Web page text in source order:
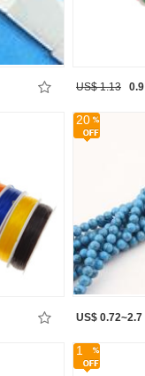
US$ 1.13 0.9
20
US$ 0.72~2.7
1